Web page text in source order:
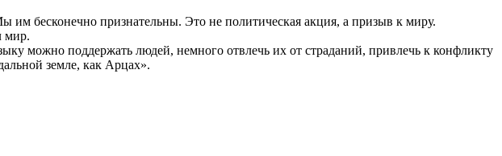
бесконечно признательны. Это не политическая акция, а призыв к миру.
мир.
можно поддержать людей, немного отвлечь их от страданий, привлечь к конфликту
земле, как Арцах».